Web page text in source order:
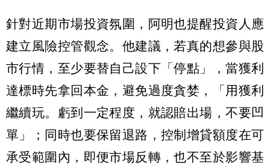
針對近期市場投資氛圍，阿明也提醒投資人應
建立風險控管觀念。他建議，若真的想參與股
市行情，至少要替自己設下「停點」，當獲利
達標時先拿回本金，避免過度貪婪，「用獲利
繼續玩。虧到一定程度，就認賠出場，不要凹
單」；同時也要保留退路，控制增貸額度在可
承受範圍內，即便市場反轉，也不至於影響基